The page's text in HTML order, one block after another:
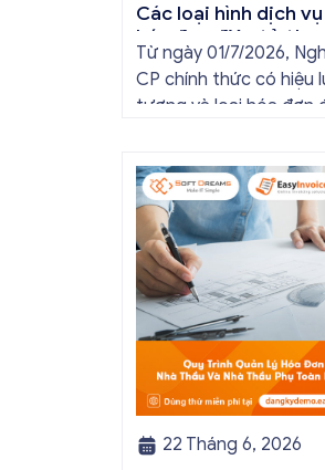
Các loại hình dịch
hóa đơn điện tử
254/2026/NĐ-CP
Từ ngày 01/7/2026,
CP chính thức có hiệu
tượng và loại hóa đơn
điện tử? Hãy cùng
EasyInvoice tìm hiểu […]
22 Tháng 6, 2026